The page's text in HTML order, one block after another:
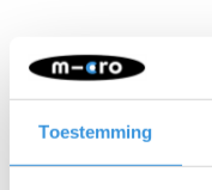
Toestemming
INSTRUCTIES:
Hoe vervang ik
mijn step?
Open de klem en